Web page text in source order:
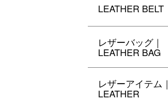
LEATHER BELT
レザーバッグ｜
LEATHER BAG
レザーアイテム｜
LEATHER